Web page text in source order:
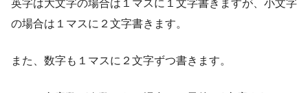
英字は大文字の場合は１マスに１文字書きますが、小文字
の場合は１マスに２文字書きます。
また、数字も１マスに２文字ずつ書きます。